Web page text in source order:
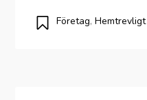
Företag,Hemtrevligt